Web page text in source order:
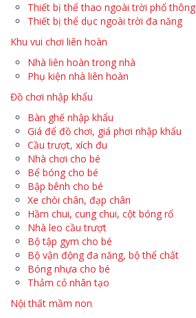
Thiết bị thể thao ngoài trời phổ thông
Thiết bị thể dục ngoài trời đa năng
Khu vui chơi liên hoàn
Nhà liên hoàn trong nhà
Phụ kiện nhà liên hoàn
Đồ chơi nhập khẩu
Bàn ghế nhập khẩu
Giá để đồ chơi, giá phơi nhập khẩu
Cầu trượt, xích đu
Nhà chơi cho bé
Bể bóng cho bé
Bập bênh cho bé
Xe chòi chân, đạp chân
Hầm chui, cung chui, cột bóng rổ
Nhà leo cầu trượt
Bộ tập gym cho bé
Bộ vận động đa năng, bộ thể chất
Bóng nhựa cho bé
Thảm cỏ nhân tạo
Nội thất mầm non